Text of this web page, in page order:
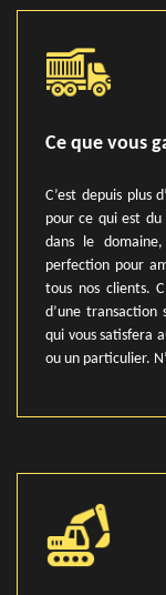
Ce que vous
C’est depuis plus
pour ce qui est
dans le
perfection pour
tous nos clients.
d’une
qui vous satisfera
ou un particulier.